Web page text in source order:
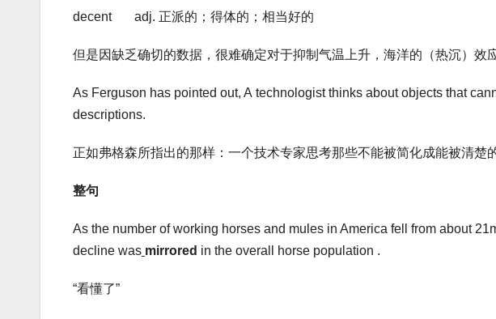
decent adj. 正派的；得体的；相当好的
但是因缺乏确切的数据，很难确定对于抑制气温上升，海洋的（热沉）效
As Ferguson has pointed out, A technologist thinks about objects that
descriptions.
正如弗格森所指出的那样：一个技术专家思考那些不能被简化成能被清楚
整句
As the number of working horses and mules in America fell from about
decline was mirrored in the overall horse population .
“看懂了”